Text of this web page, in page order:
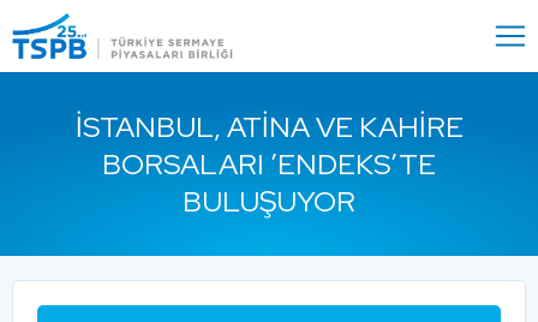
Close
İSTANBUL, ATINA VE KAHIRE
BORSALARI ’ENDEKS’TE
BULUŞUYOR